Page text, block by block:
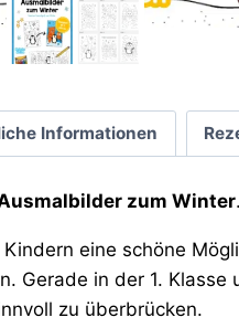
Informationen
zum Winter.
eine schöne
Gerade in der 1.
zu überbrücken.